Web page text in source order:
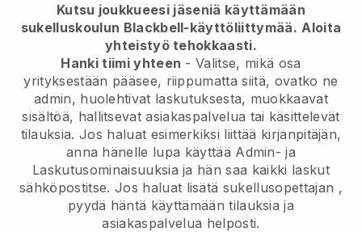
Kutsu joukkueesi jäseniä käyttämään
sukelluskoulun Blackbell-käyttöliittymää. Aloita
yhteistyö tehokkaasti.
Hanki tiimi yhteen - Valitse, mikä osa
yrityksestään pääsee, riippumatta siitä, ovatko ne
admin, huolehtivat laskutuksesta, muokkaavat
sisältöä, hallitsevat asiakaspalvelua tai käsittelevät
tilauksia. Jos haluat esimerkiksi liittää kirjanpitäjän,
anna hänelle lupa käyttää Admin- ja
Laskutusominaisuuksia ja hän saa kaikki laskut
sähköpostitse. Jos haluat lisätä sukellusopettajan ,
pyydä häntä käyttämään tilauksia ja
asiakaspalvelua helposti.